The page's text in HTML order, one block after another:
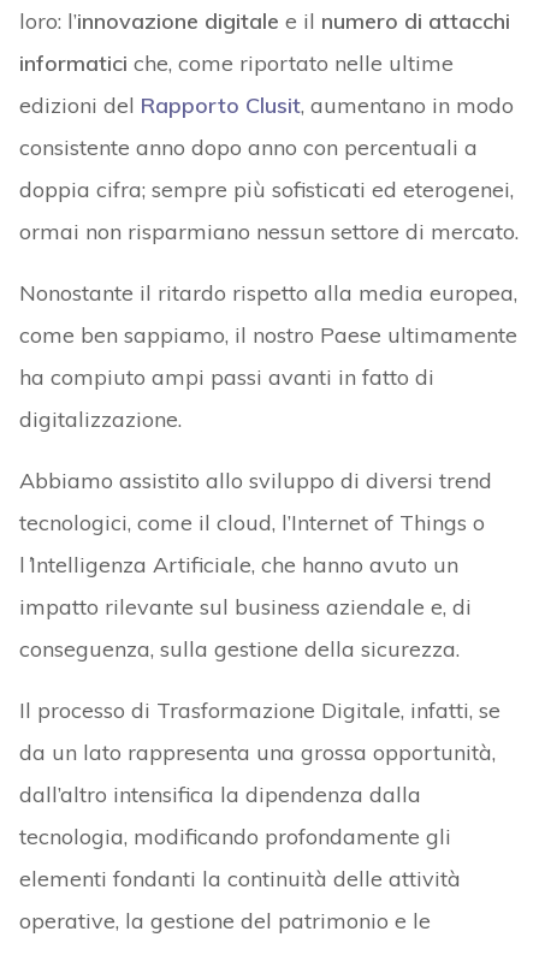
loro: l’innovazione digitale e il numero di attacchi
informatici che, come riportato nelle ultime
edizioni del Rapporto Clusit, aumentano in modo
consistente anno dopo anno con percentuali a
doppia cifra; sempre più sofisticati ed eterogenei,
ormai non risparmiano nessun settore di mercato.
Nonostante il ritardo rispetto alla media europea,
come ben sappiamo, il nostro Paese ultimamente
ha compiuto ampi passi avanti in fatto di
digitalizzazione.
Abbiamo assistito allo sviluppo di diversi trend
tecnologici, come il cloud, l’Internet of Things o
l ’Intelligenza Artificiale, che hanno avuto un
impatto rilevante sul business aziendale e, di
conseguenza, sulla gestione della sicurezza.
Il processo di Trasformazione Digitale, infatti, se
da un lato rappresenta una grossa opportunità,
dall’altro intensifica la dipendenza dalla
tecnologia, modificando profondamente gli
elementi fondanti la continuità delle attività
operative, la gestione del patrimonio e le